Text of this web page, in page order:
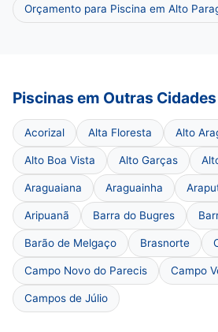
Orçamento para Piscina em Alto
Piscinas em Outras
Acorizal Alta Floresta Alto
Alto Boa Vista Alto Garças
Araguaiana Araguainha
Aripuanã Barra do Bugres
Barão de Melgaço Brasnorte
Campo Novo do Parecis Campo
Campos de Júlio